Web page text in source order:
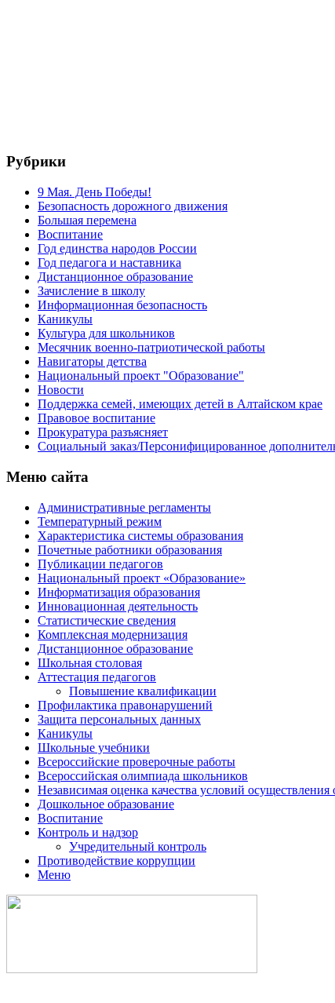
Рубрики
9 Мая. День Победы!
Безопасность дорожного движения
Большая перемена
Воспитание
Год единства народов России
Год педагога и наставника
Дистанционное образование
Зачисление в школу
Информационная безопасность
Каникулы
Культура для школьников
Месячник военно-патриотической работы
Навигаторы детства
Национальный проект "Образование"
Новости
Поддержка семей, имеющих детей в Алтайском крае
Правовое воспитание
Прокуратура разъясняет
Социальный заказ/Персонифицированное
Меню сайта
Административные регламенты
Температурный режим
Характеристика системы образования
Почетные работники образования
Публикации педагогов
Национальный проект «Образование»
Информатизация образования
Инновационная деятельность
Статистические сведения
Комплексная модернизация
Дистанционное образование
Школьная столовая
Аттестация педагогов
Повышение квалификации
Профилактика правонарушений
Защита персональных данных
Каникулы
Школьные учебники
Всероссийские проверочные работы
Всероссийская олимпиада школьников
Независимая оценка качества условий осуществления
Дошкольное образование
Воспитание
Контроль и надзор
Учредительный контроль
Противодействие коррупции
Меню